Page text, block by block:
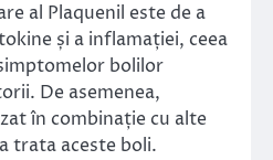
al Plaquenil este de a
și a inflamației, ceea
bolilor
De asemenea,
în combinație cu alte
trata aceste boli.